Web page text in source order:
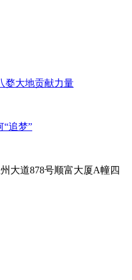
婺大地贡献力量
“追梦”
大道878号顺富大厦A幢四